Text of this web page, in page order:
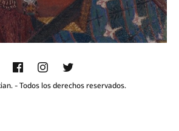
- Todos los derechos reservados.